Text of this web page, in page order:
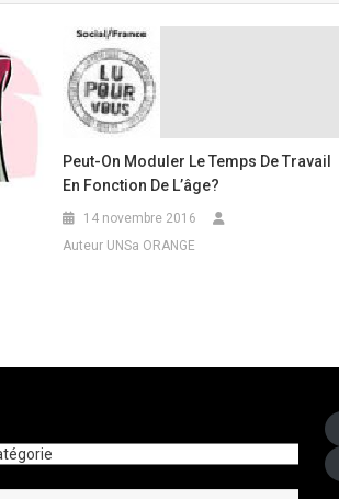
Peut-On Moduler Le Temps De Travail
En Fonction De L’âge?
14 novembre 2016
Auteur UNSa ORANGE